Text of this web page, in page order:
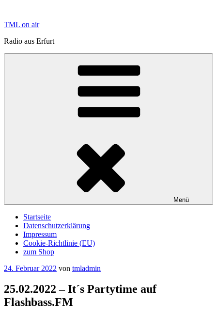
springen
TML on air
Radio aus Erfurt
Menü
Startseite
Datenschutzerklärung
Impressum
Cookie-Richtlinie (EU)
zum Shop
Veröffentlicht
24. Februar 2022 von tmladmin
25.02.2022 – It´s Partytime auf
Flashbass.FM